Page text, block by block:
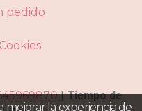
pedido
|Tiempo de
mejorar la experiencia de